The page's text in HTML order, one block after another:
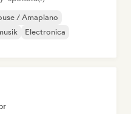
/ Amapiano
Electronica